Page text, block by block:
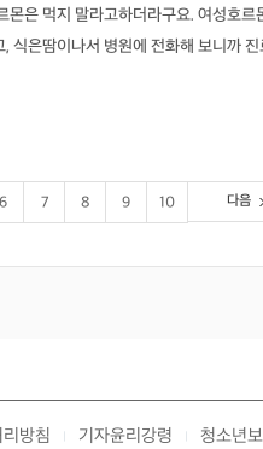
은 먹지 말라고하더라구요. 여성호
식은땀이나서 병원에 전화해 보니까
6 7 8 9 10 다음
방침 기자윤리강령 청소년